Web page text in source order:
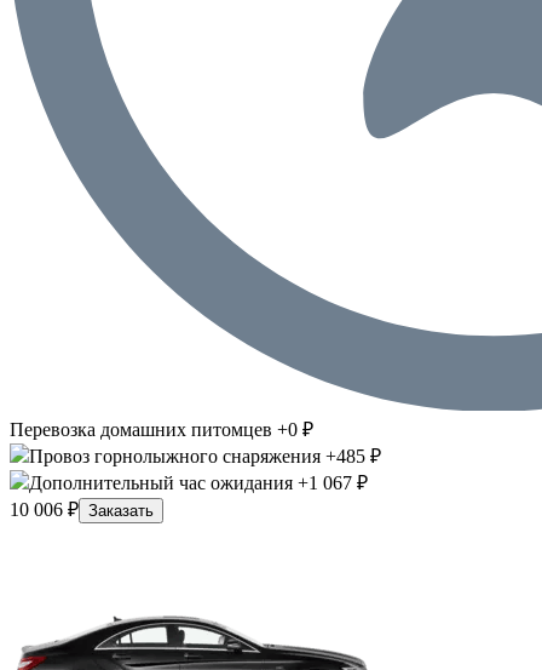
Перевозка домашних питомцев +0 ₽
Провоз горнолыжного снаряжения +485 ₽
Дополнительный час ожидания +1 067 ₽
10 006 ₽ Заказать